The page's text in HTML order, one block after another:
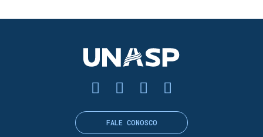
FALE CONOSCO